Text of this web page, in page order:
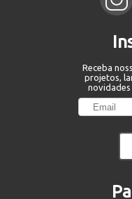
Receba
projetos,
novidades